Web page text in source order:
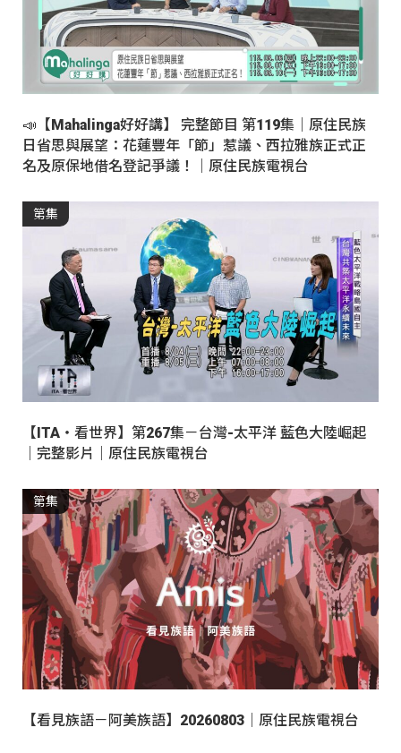
📣【Mahalinga好好講】 完整節目 第119集｜原住民族
日省思與展望：花蓮豐年「節」惹議、西拉雅族正式正
名及原保地借名登記爭議！｜原住民族電視台
第集
【ITA・看世界】第267集－台灣-太平洋 藍色大陸崛起
｜完整影片｜原住民族電視台
第集
【看見族語－阿美族語】20260803｜原住民族電視台